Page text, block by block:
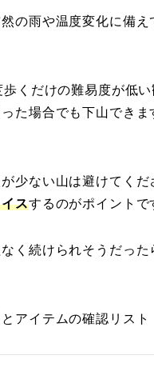
の雨や温度変化に備
くだけの難易度が低
た場合でも下山でき
少ない山は避けてくだ
スするのがポイントで
く続けられそうだっ
アイテムの確認リスト